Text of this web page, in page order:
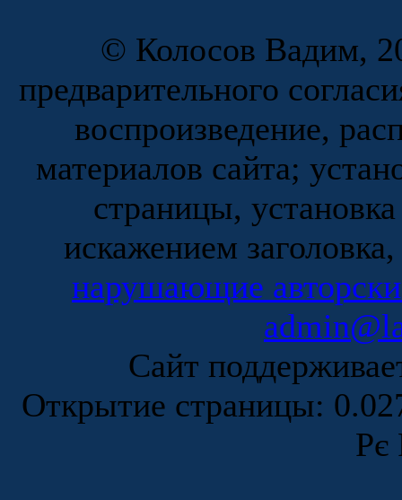
© Колосов Вадим,
предварительного
воспроизведение,
материалов сайта;
страницы,
искажением
нарушающие
Сайт
Открытие страницы:
Рє